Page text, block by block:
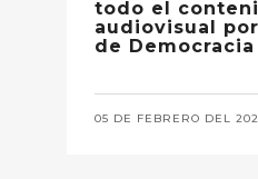
todo el
audiovisual
de
05 DE FEBRERO DEL